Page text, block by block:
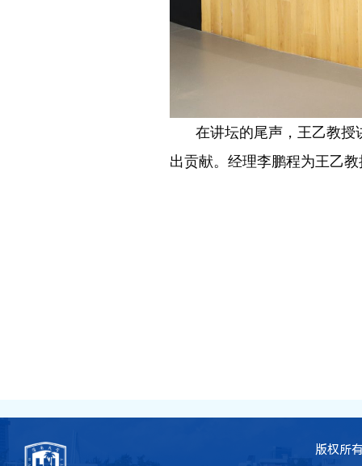
在讲坛的尾声，王乙教授
出贡献。经理李鹏程为王乙
版权所